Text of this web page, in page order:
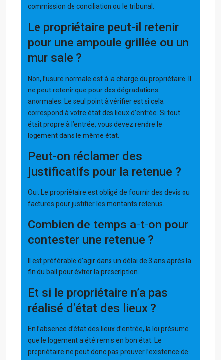
commission de conciliation ou le tribunal.
Le propriétaire peut-il retenir
pour une ampoule grillée ou un
mur sale ?
Non, l’usure normale est à la charge du propriétaire. Il
ne peut retenir que pour des dégradations
anormales. Le seul point à vérifier est si cela
correspond à votre état des lieux d’entrée. Si tout
était propre à l’entrée, vous devez rendre le
logement dans le même état.
Peut-on réclamer des
justificatifs pour la retenue ?
Oui. Le propriétaire est obligé de fournir des devis ou
factures pour justifier les montants retenus.
Combien de temps a-t-on pour
contester une retenue ?
Il est préférable d’agir dans un délai de 3 ans après la
fin du bail pour éviter la prescription.
Et si le propriétaire n’a pas
réalisé d’état des lieux ?
En l’absence d’état des lieux d’entrée, la loi présume
que le logement a été remis en bon état. Le
propriétaire ne peut donc pas prouver l’existence de